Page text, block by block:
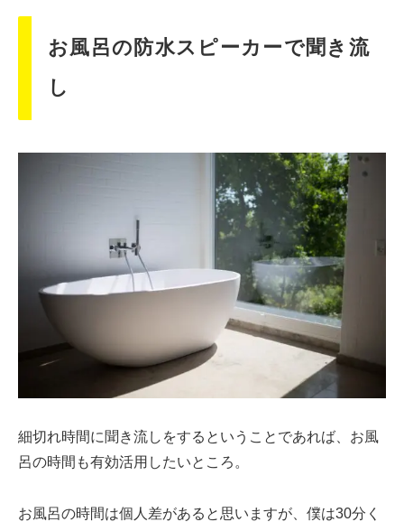
お風呂の防水スピーカーで聞き流
し
細切れ時間に聞き流しをするということであれば、お風
呂の時間も有効活用したいところ。
お風呂の時間は個人差があると思いますが、僕は30分く